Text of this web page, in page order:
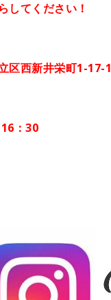
してください！
区西新井栄町1-17-1
：30